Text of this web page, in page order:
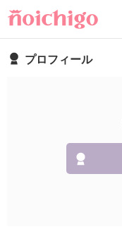
プロフィール